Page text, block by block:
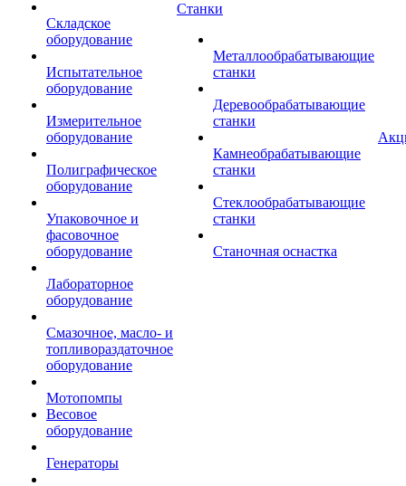
Складское
оборудование
Испытательное
оборудование
Измерительное
оборудование
Полиграфическое
оборудование
Упаковочное и
фасовочное
оборудование
Лабораторное
оборудование
Смазочное, масло- и
топливораздаточное
оборудование
Мотопомпы
Весовое
оборудование
Генераторы
Станки
Металлообрабатывающие
станки
Деревообрабатывающие
станки
Камнеобрабатывающие
станки
Стеклообрабатывающие
станки
Станочная оснастка